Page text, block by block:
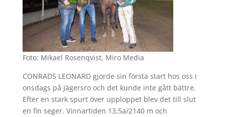
Foto: Mikael Rosenqvist, Miro Media
CONRADS LEONARD gjorde sin första start hos oss i
onsdags på Jägersro och det kunde inte gått bättre.
Efter en stark spurt över upploppet blev det till slut
en fin seger. Vinnartiden 13,5a/2140 m och